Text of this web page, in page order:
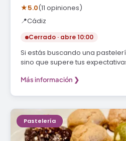
★5.0(11 opiniones)
📍Cádiz
Cerrado · abre 10:00
Si estás buscando una
sino que supere tus
Más información ❯
Pastelería